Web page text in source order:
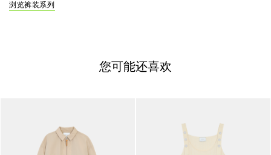
浏览裤装系列
您可能还喜欢